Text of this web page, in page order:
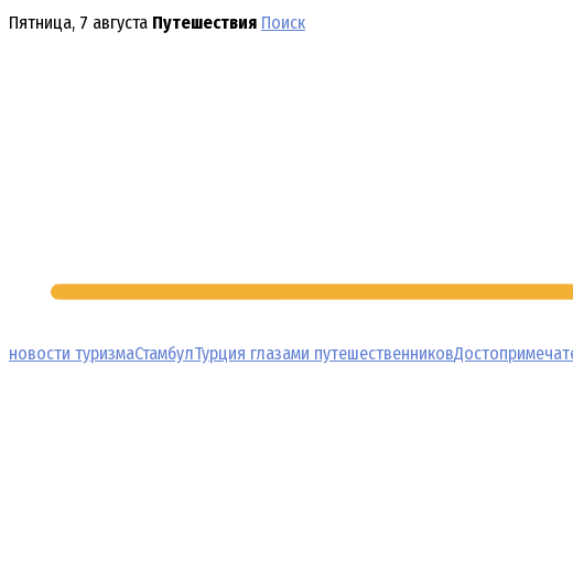
Перейти
Пятница, 7 августа Путешествия Поиск
новости туризмаСтамбулТурция глазами путешественников